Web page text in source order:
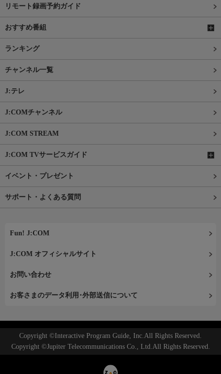
リモート録画予約ガイド
おすすめ番組
ランキング
チャンネル一覧
J:テレ
J:COMチャンネル
J:COM STREAM
J:COM TVサービスガイド
イベント・プレゼント
サポート・よくある質問
Fun! J:COM
J:COM オフィシャルサイト
お問い合わせ
お客さまのデータ利用･外部送信について
Copyright ©Interactive Program Guide, Inc.All Rights Reserved.
Copyright ©Jupiter Telecommunications Co., Ltd.All Rights Reserved.